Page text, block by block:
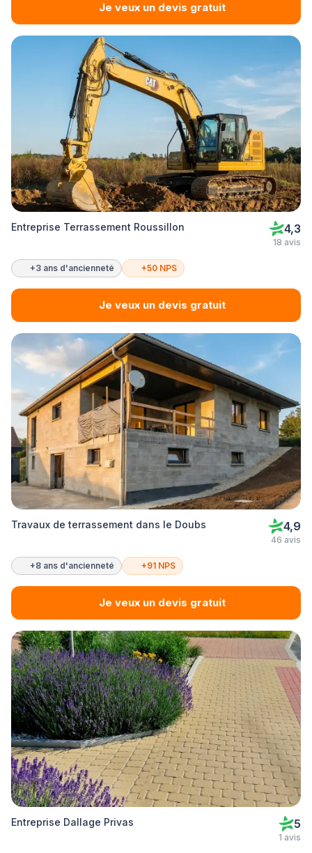
Je veux un devis gratuit
Entreprise Terrassement Roussillon 4,3
18 avis
+3 ans d'ancienneté +50 NPS
Je veux un devis gratuit
Travaux de terrassement dans le Doubs 4,9
46 avis
+8 ans d'ancienneté +91 NPS
Je veux un devis gratuit
Entreprise Dallage Privas 5
1 avis